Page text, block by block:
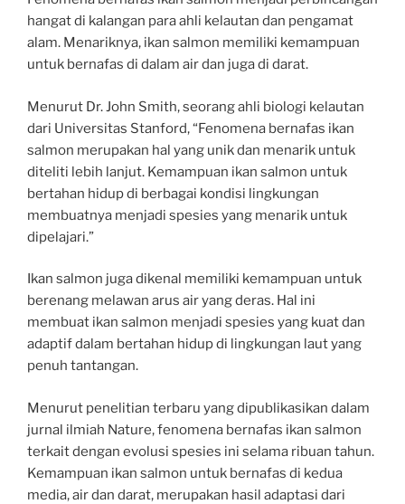
hangat di kalangan para ahli kelautan dan pengamat
alam. Menariknya, ikan salmon memiliki kemampuan
untuk bernafas di dalam air dan juga di darat.
Menurut Dr. John Smith, seorang ahli biologi kelautan
dari Universitas Stanford, “Fenomena bernafas ikan
salmon merupakan hal yang unik dan menarik untuk
diteliti lebih lanjut. Kemampuan ikan salmon untuk
bertahan hidup di berbagai kondisi lingkungan
membuatnya menjadi spesies yang menarik untuk
dipelajari.”
Ikan salmon juga dikenal memiliki kemampuan untuk
berenang melawan arus air yang deras. Hal ini
membuat ikan salmon menjadi spesies yang kuat dan
adaptif dalam bertahan hidup di lingkungan laut yang
penuh tantangan.
Menurut penelitian terbaru yang dipublikasikan dalam
jurnal ilmiah Nature, fenomena bernafas ikan salmon
terkait dengan evolusi spesies ini selama ribuan tahun.
Kemampuan ikan salmon untuk bernafas di kedua
media, air dan darat, merupakan hasil adaptasi dari